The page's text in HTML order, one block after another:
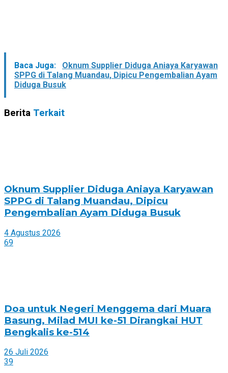
Baca Juga:
Oknum Supplier Diduga Aniaya Karyawan
SPPG di Talang Muandau, Dipicu Pengembalian Ayam
Diduga Busuk
Berita Terkait
Oknum Supplier Diduga Aniaya Karyawan
SPPG di Talang Muandau, Dipicu
Pengembalian Ayam Diduga Busuk
4 Agustus 2026
69
Doa untuk Negeri Menggema dari Muara
Basung, Milad MUI ke-51 Dirangkai HUT
Bengkalis ke-514
26 Juli 2026
39